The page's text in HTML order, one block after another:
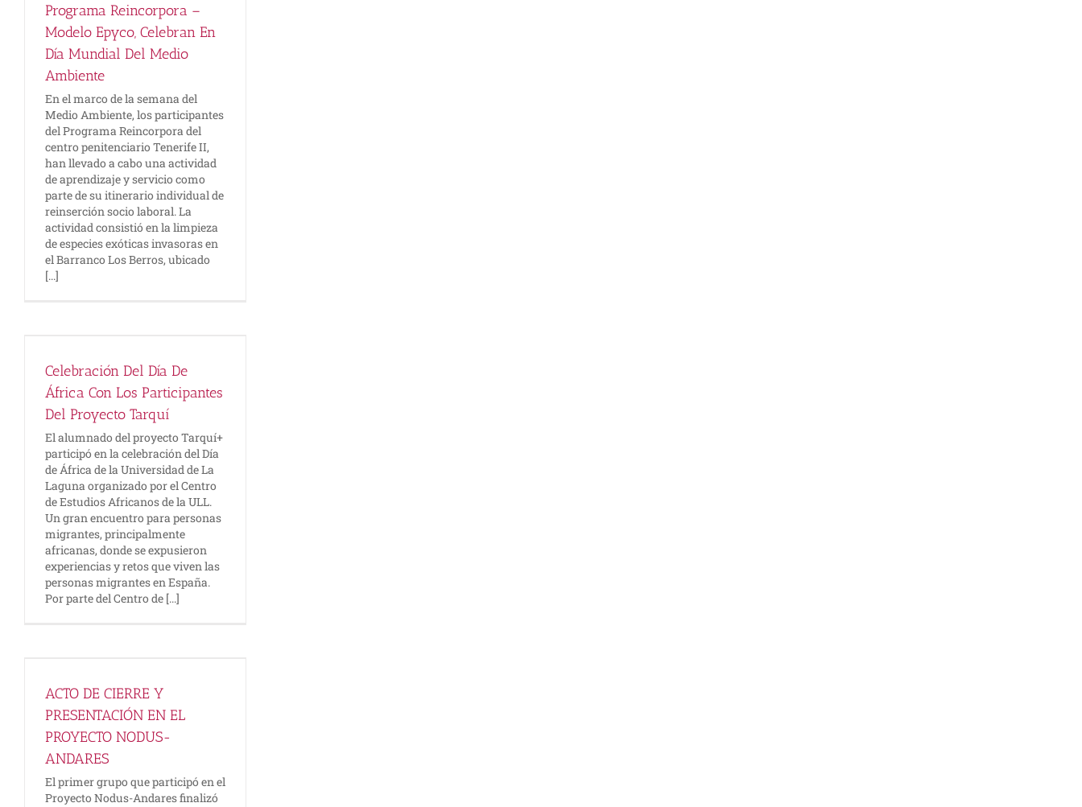
Programa Reincorpora –
Modelo Epyco, Celebran En
Día Mundial Del Medio
Ambiente
En el marco de la semana del
Medio Ambiente, los participantes
del Programa Reincorpora del
centro penitenciario Tenerife II,
han llevado a cabo una actividad
de aprendizaje y servicio como
parte de su itinerario individual de
reinserción socio laboral. La
actividad consistió en la limpieza
de especies exóticas invasoras en
el Barranco Los Berros, ubicado
[...]
Celebración Del Día De
África Con Los Participantes
Del Proyecto Tarquí
El alumnado del proyecto Tarquí+
participó en la celebración del Día
de África de la Universidad de La
Laguna organizado por el Centro
de Estudios Africanos de la ULL.
Un gran encuentro para personas
migrantes, principalmente
africanas, donde se expusieron
experiencias y retos que viven las
personas migrantes en España.
Por parte del Centro de [...]
ACTO DE CIERRE Y
PRESENTACIÓN EN EL
PROYECTO NODUS-
ANDARES
El primer grupo que participó en el
Proyecto Nodus-Andares finalizó